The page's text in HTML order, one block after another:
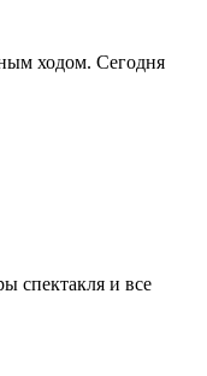
ходом. Сегодня
спектакля и все